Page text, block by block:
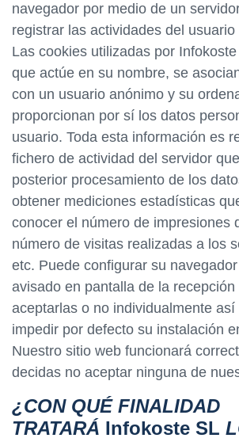
navegador por medio de un
registrar las actividades del
Las cookies utilizadas por
que actúe en su nombre, se
con un usuario anónimo y su
proporcionan por sí los datos
usuario. Toda esta información es
fichero de actividad del servidor
posterior procesamiento de los
obtener mediciones estadísticas
conocer el número de impresiones
número de visitas realizadas a los
etc. Puede configurar su
avisado en pantalla de la
aceptarlas o no individualmente
impedir por defecto su instalación
Nuestro sitio web funcionará
decidas no aceptar ninguna de
¿CON QUÉ FINALIDAD
TRATARÁ Infokoste SL